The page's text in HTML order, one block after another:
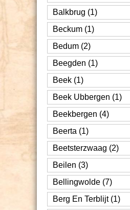
Balkbrug (1)
Beckum (1)
Bedum (2)
Beegden (1)
Beek (1)
Beek Ubbergen (1)
Beekbergen (4)
Beerta (1)
Beetsterzwaag (2)
Beilen (3)
Bellingwolde (7)
Berg En Terblijt (1)